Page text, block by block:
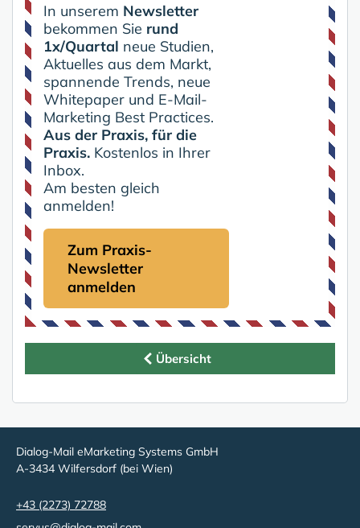
In unserem Newsletter
bekommen Sie rund
1x/Quartal neue Studien,
Aktuelles aus dem Markt,
spannende Trends, neue
Whitepaper und E-Mail-
Marketing Best Practices.
Aus der Praxis, für die
Praxis. Kostenlos in Ihrer
Inbox.
Am besten gleich
anmelden!
Zum Praxis-
Newsletter
anmelden
Übersicht
Dialog-Mail eMarketing Systems GmbH
A-3434 Wilfersdorf (bei Wien)
+43 (2273) 72788